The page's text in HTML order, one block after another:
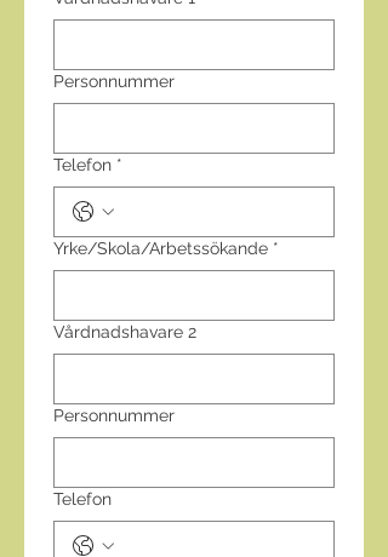
Personnummer
Telefon *
Yrke/Skola/Arbetssökande *
Vårdnadshavare 2
Personnummer
Telefon